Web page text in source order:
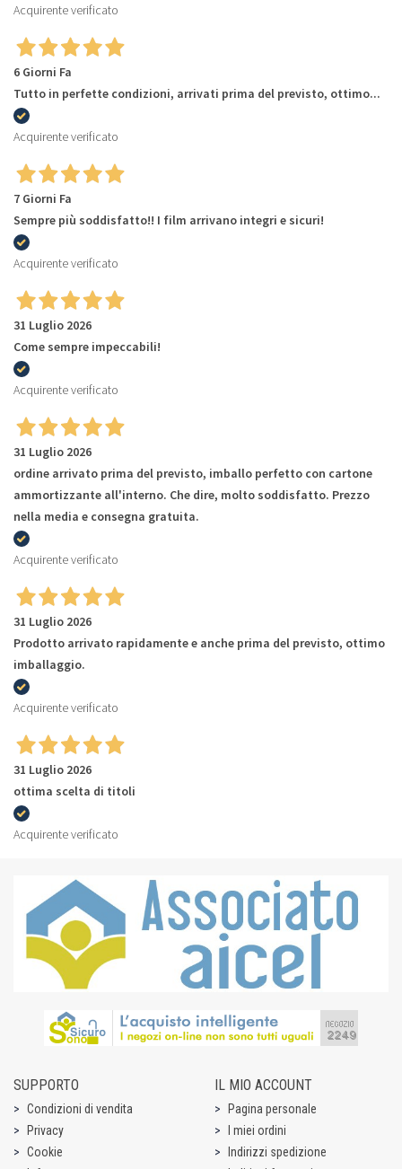
Acquirente verificato
6 Giorni Fa
Tutto in perfette condizioni, arrivati prima del previsto, ottimo...
Acquirente verificato
7 Giorni Fa
Sempre più soddisfatto!! I film arrivano integri e sicuri!
Acquirente verificato
31 Luglio 2026
Come sempre impeccabili!
Acquirente verificato
31 Luglio 2026
ordine arrivato prima del previsto, imballo perfetto con cartone
ammortizzante all'interno. Che dire, molto soddisfatto. Prezzo
nella media e consegna gratuita.
Acquirente verificato
31 Luglio 2026
Prodotto arrivato rapidamente e anche prima del previsto, ottimo
imballaggio.
Acquirente verificato
31 Luglio 2026
ottima scelta di titoli
Acquirente verificato
SUPPORTO
Condizioni di vendita
Privacy
Cookie
IL MIO ACCOUNT
Pagina personale
I miei ordini
Indirizzi spedizione